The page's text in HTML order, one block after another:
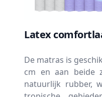
Latex
De matras is
cm en aan beide
natuurlijk rubber,